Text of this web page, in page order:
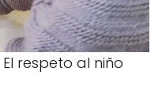
El respeto al niño